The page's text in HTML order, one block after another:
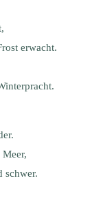
erwacht.
schwer.